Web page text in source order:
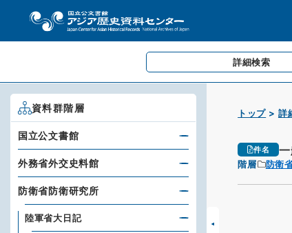
詳細検索
トップ 詳
件名
階層 防衛
資料群階層
国立公文書館
外務省外交史料館
防衛省防衛研究所
陸軍省大日記